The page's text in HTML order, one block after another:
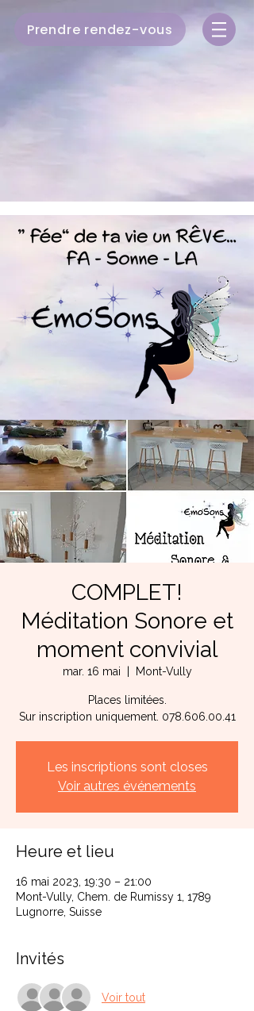
Prendre rendez-vous
COMPLET!
Méditation Sonore et
moment convivial
mar. 16 mai Mont-Vully
Places limitées.
Sur inscription uniquement. 078.606.00.41
Les inscriptions sont closes
Voir autres événements
Heure et lieu
16 mai 2023, 19:30 – 21:00
Mont-Vully, Chem. de Rumissy 1, 1789
Lugnorre, Suisse
Invités
Voir tout